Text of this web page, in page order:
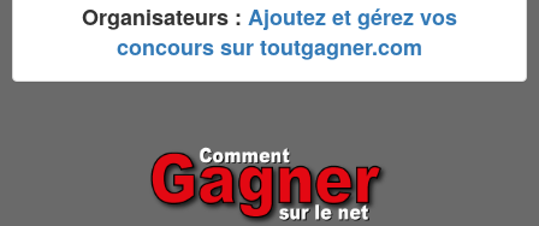
Organisateurs : Ajoutez et gérez vos
concours sur toutgagner.com